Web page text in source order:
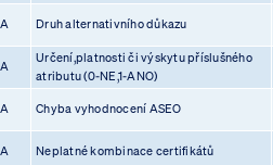
A Druh alternativního důkazu
A
Určení,platnosti či výskytu příslušného
atributu (0-NE,1-ANO)
A Chyba vyhodnocení ASEO
A Neplatné kombinace certifikátů